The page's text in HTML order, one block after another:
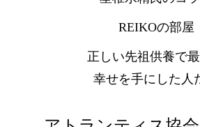
REIKOの部屋
正しい先祖供養で
幸せを手にした人